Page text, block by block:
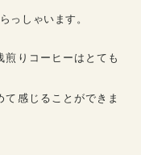
っしゃいます。
煎りコーヒーはとても
て感じることができま